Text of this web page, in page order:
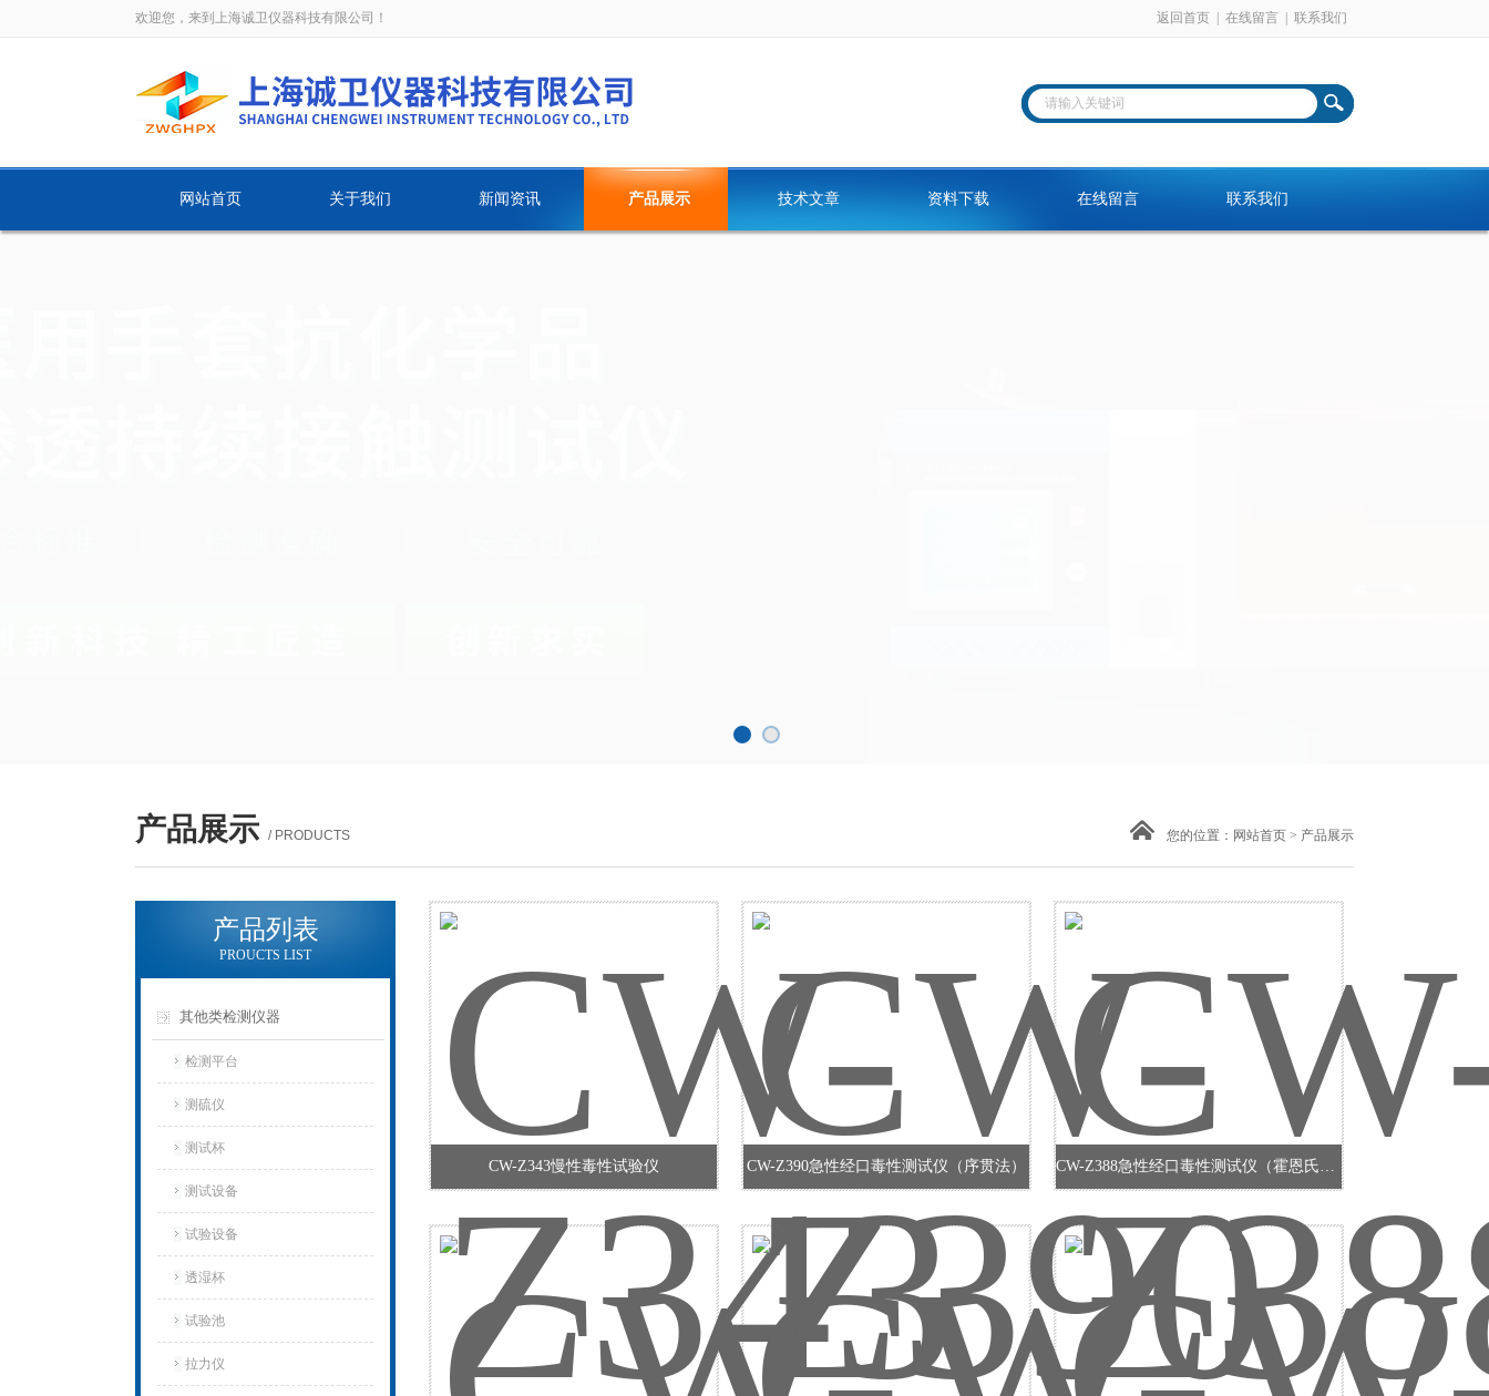
欢迎您，来到上海诚卫仪器科技有限公司！ 返回首页 在线留言 联系我们
网站首页 关于我们 新闻资讯 产品展示 技术文章 资料下载 在线留言 联系我们
产品展示 / PRODUCTS 您的位置： 网站首页 > 产品展示
产品列表
PROUCTS LIST
其他类检测仪器
检测平台
测硫仪
测试杯
测试设备
试验设备
透湿杯
试验池
拉力仪
CW-Z343慢性毒性试验仪 CW-Z390急性经口毒性测试仪（序贯法） CW-Z388急性经口毒性测试仪（霍恩氏法）